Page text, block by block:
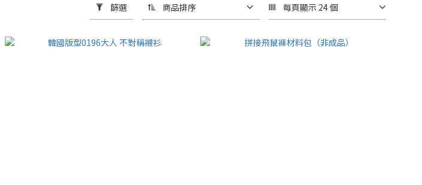
篩選 商品排序 每頁顯示 24 個